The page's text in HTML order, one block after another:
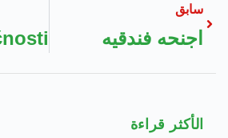
سابق
اجنحه فندقيه
الأكثر قراءة